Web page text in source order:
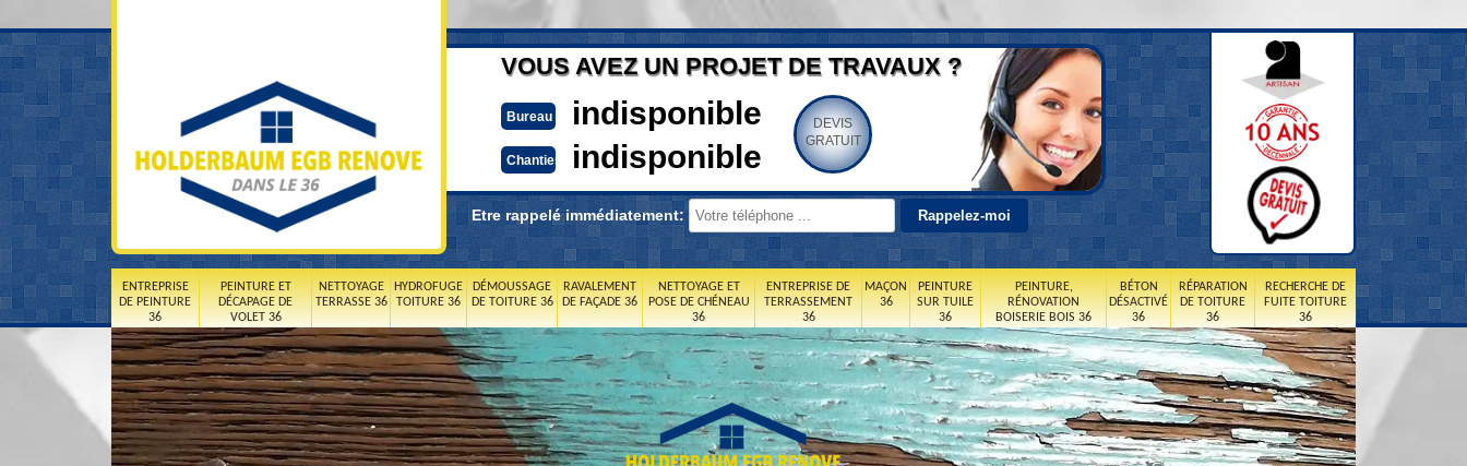
VOUS AVEZ UN PROJET DE TRAVAUX ?
Bureau indisponible
Chantier indisponible
DEVIS
GRATUIT
Etre rappelé immédiatement:
ENTREPRISE
DE PEINTURE
36
PEINTURE ET
DÉCAPAGE DE
VOLET 36
NETTOYAGE
TERRASSE 36
HYDROFUGE
TOITURE 36
DÉMOUSSAGE
DE TOITURE 36
RAVALEMENT
DE FAÇADE 36
NETTOYAGE ET
POSE DE CHÉNEAU
36
ENTREPRISE DE
TERRASSEMENT
36
MAÇON
36
PEINTURE
SUR TUILE
36
PEINTURE,
RÉNOVATION
BOISERIE BOIS 36
BÉTON
DÉSACTIVÉ
36
RÉPARATION
DE TOITURE
36
RECHERCHE DE
FUITE TOITURE
36